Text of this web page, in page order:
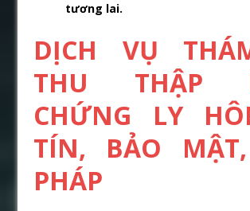
tương lai.
DỊCH VỤ
THU THẬP
CHỨNG LY
TÍN, BẢO
PHÁP